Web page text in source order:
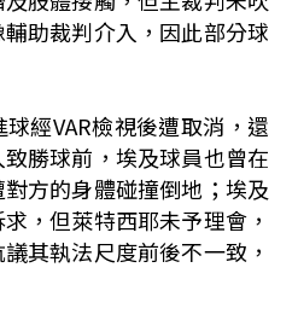
助裁判介入，因此部分球
經VAR檢視後遭取消，還
勝球前，埃及球員也曾在
方的身體碰撞倒地；埃及
，但萊特西耶未予理會，
其執法尺度前後不一致，